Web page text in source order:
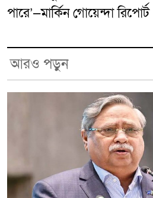
পারে’—মার্কিন গোয়েন্দা রিপোর্ট
আরও পড়ুন